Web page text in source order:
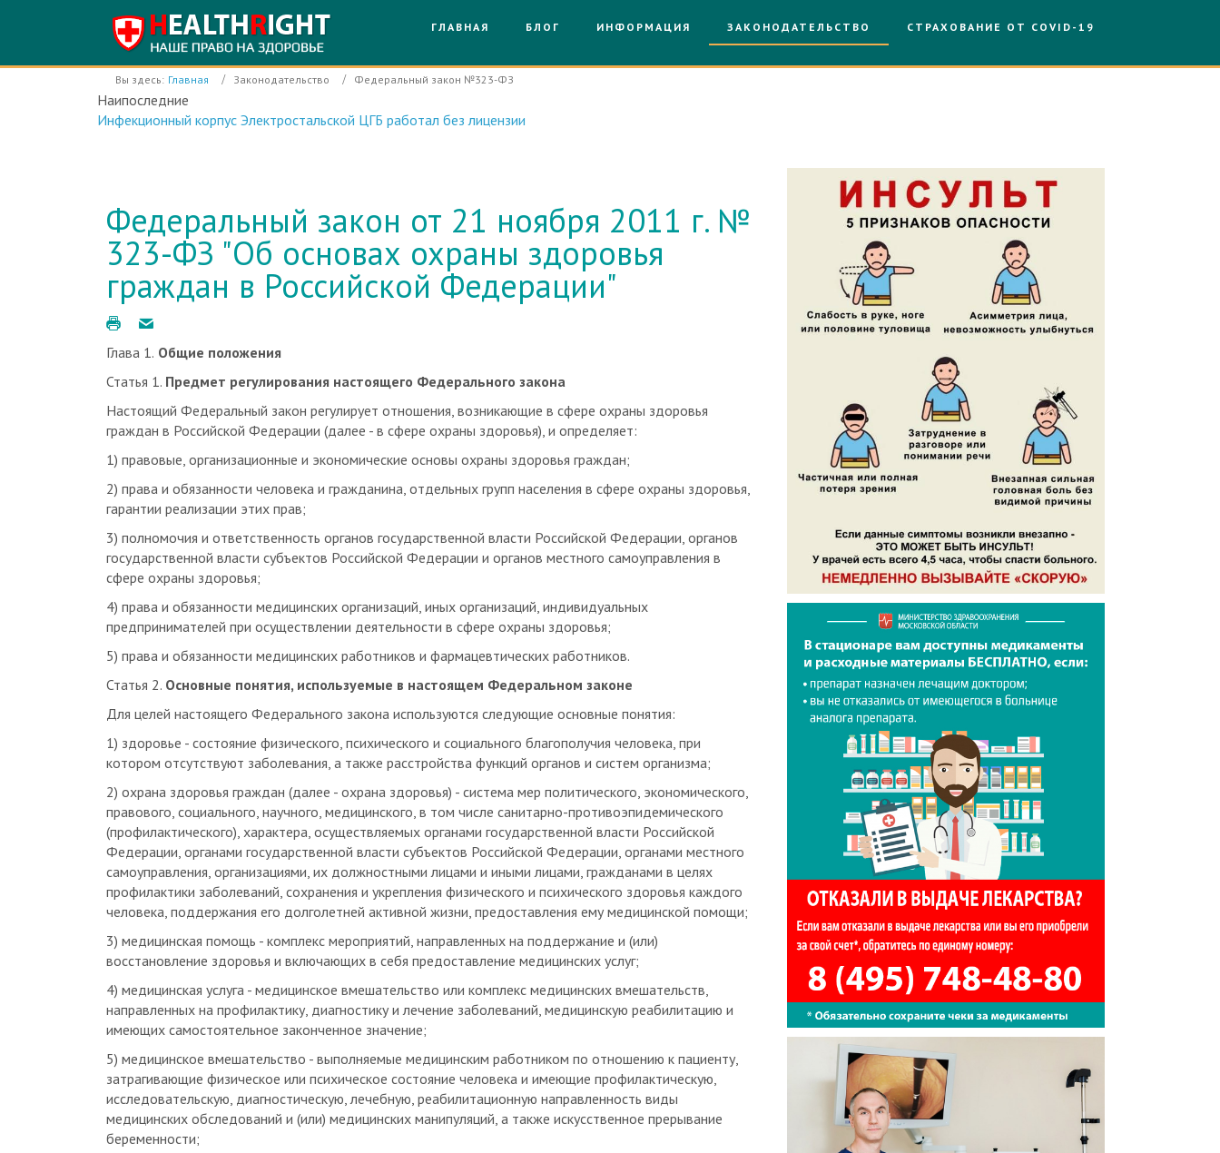
ГЛАВНАЯ БЛОГ ИНФОРМАЦИЯ ЗАКОНОДАТЕЛЬСТВО СТРАХОВАНИЕ ОТ COVID-19
Вы здесь: Главная Законодательство Федеральный закон №323-ФЗ
Наипоследние
Инфекционный корпус Электростальской ЦГБ работал без лицензии
Федеральный закон от 21 ноября 2011 г. №
323-ФЗ "Об основах охраны здоровья
граждан в Российской Федерации"
Глава 1.
Статья 1.Предмет регулирования настоящего Федерального закона
Настоящий Федеральный закон регулирует отношения, возникающие в сфере охраны здоровья
граждан в Российской Федерации (далее - в сфере охраны здоровья), и определяет:
1) правовые, организационные и экономические основы охраны здоровья граждан;
2) права и обязанности человека и гражданина, отдельных групп населения в сфере охраны здоровья,
гарантии реализации этих прав;
3) полномочия и ответственность органов государственной власти Российской Федерации, органов
государственной власти субъектов Российской Федерации и органов местного самоуправления в
сфере охраны здоровья;
4) права и обязанности медицинских организаций, иных организаций, индивидуальных
предпринимателей при осуществлении деятельности в сфере охраны здоровья;
5) права и обязанности медицинских работников и фармацевтических работников.
Статья 2.Основные понятия, используемые в настоящем Федеральном законе
Для целей настоящего Федерального закона используются следующие основные понятия:
1) здоровье - состояние физического, психического и социального благополучия человека, при
котором отсутствуют заболевания, а также расстройства функций органов и систем организма;
2) охрана здоровья граждан (далее - охрана здоровья) - система мер политического, экономического,
правового, социального, научного, медицинского, в том числе санитарно-противоэпидемического
(профилактического), характера, осуществляемых органами государственной власти Российской
Федерации, органами государственной власти субъектов Российской Федерации, органами местного
самоуправления, организациями, их должностными лицами и иными лицами, гражданами в целях
профилактики заболеваний, сохранения и укрепления физического и психического здоровья каждого
человека, поддержания его долголетней активной жизни, предоставления ему медицинской помощи;
3) медицинская помощь - комплекс мероприятий, направленных на поддержание и (или)
восстановление здоровья и включающих в себя предоставление медицинских услуг;
4) медицинская услуга - медицинское вмешательство или комплекс медицинских вмешательств,
направленных на профилактику, диагностику и лечение заболеваний, медицинскую реабилитацию и
имеющих самостоятельное законченное значение;
5) медицинское вмешательство - выполняемые медицинским работником по отношению к пациенту,
затрагивающие физическое или психическое состояние человека и имеющие профилактическую,
исследовательскую, диагностическую, лечебную, реабилитационную направленность виды
медицинских обследований и (или) медицинских манипуляций, а также искусственное прерывание
беременности;
6) профилактика - комплекс мероприятий, направленных на сохранение и укрепление здоровья и